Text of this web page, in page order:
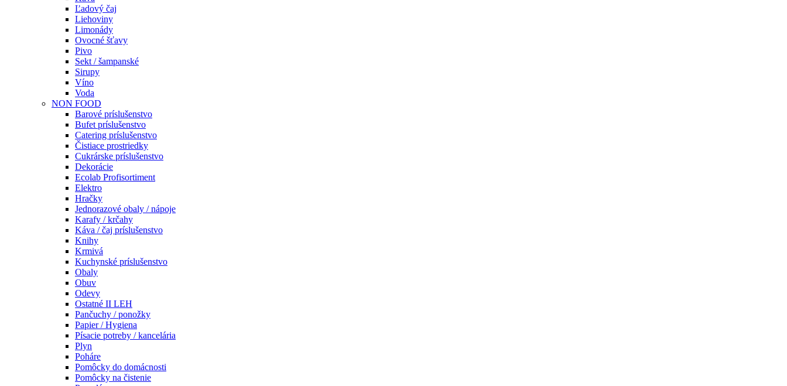
Ľadový čaj
Liehoviny
Limonády
Ovocné šťavy
Pivo
Sekt / šampanské
Sirupy
Víno
Voda
NON FOOD
Barové príslušenstvo
Bufet príslušenstvo
Catering príslušenstvo
Čistiace prostriedky
Cukrárske príslušenstvo
Dekorácie
Ecolab Profisortiment
Elektro
Hračky
Jednorazové obaly / nápoje
Karafy / krčahy
Káva / čaj príslušenstvo
Knihy
Krmivá
Kuchynské príslušenstvo
Obaly
Obuv
Odevy
Ostatné II LEH
Pančuchy / ponožky
Papier / Hygiena
Písacie potreby / kancelária
Plyn
Poháre
Pomôcky do domácnosti
Pomôcky na čistenie